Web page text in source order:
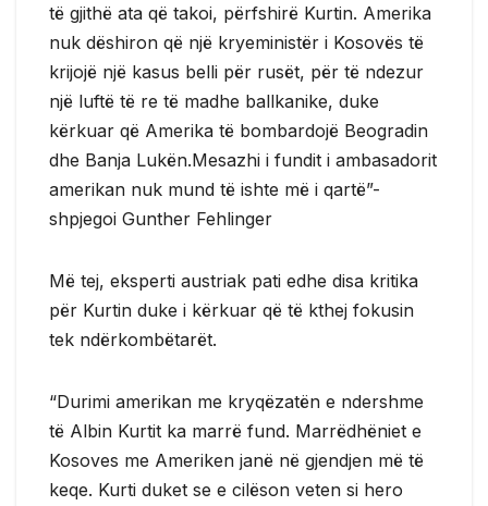
të gjithë ata që takoi, përfshirë Kurtin. Amerika
nuk dëshiron që një kryeministër i Kosovës të
krijojë një kasus belli për rusët, për të ndezur
një luftë të re të madhe ballkanike, duke
kërkuar që Amerika të bombardojë Beogradin
dhe Banja Lukën.Mesazhi i fundit i ambasadorit
amerikan nuk mund të ishte më i qartë”-
shpjegoi Gunther Fehlinger
Më tej, eksperti austriak pati edhe disa kritika
për Kurtin duke i kërkuar që të kthej fokusin
tek ndërkombëtarët.
“Durimi amerikan me kryqëzatën e ndershme
të Albin Kurtit ka marrë fund. Marrëdhëniet e
Kosoves me Ameriken janë në gjendjen më të
keqe. Kurti duket se e cilëson veten si hero